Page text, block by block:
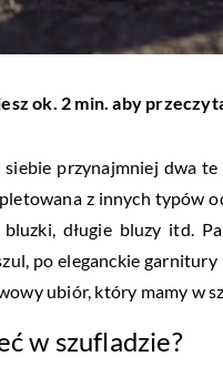
ok. 2 min. aby
siebie przynajmniej dwa
z innych typów
długie bluzy itd.
po eleganckie garnitury
ubiór, który mamy w
w szufladzie?